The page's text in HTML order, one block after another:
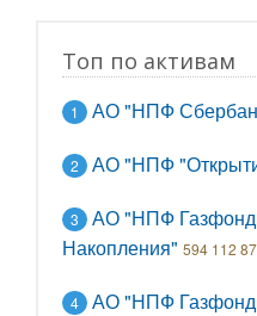
Топ по активам
1 АО "НПФ
2 АО "НПФ
3
АО "НПФ
Накопления" 594 112
4
АО "НПФ